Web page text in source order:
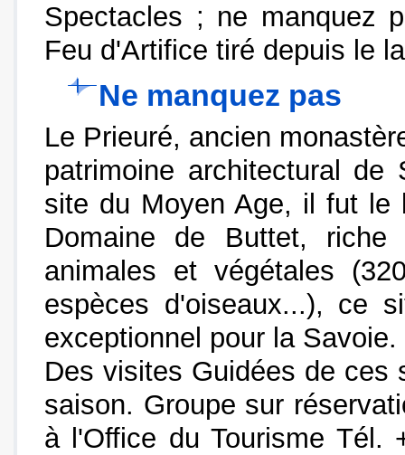
Spectacles ; ne manquez
Feu d'Artifice tiré depuis le
Ne manquez pas
Le Prieuré, ancien
patrimoine architectural
site du Moyen Age, il fut le
Domaine de Buttet, riche
animales et végétales
espèces d'oiseaux...), ce
exceptionnel pour la Savoie.
Des visites Guidées de ces
saison. Groupe sur
à l'Office du Tourisme